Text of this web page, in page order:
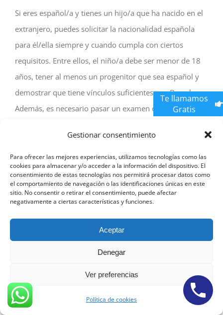
Gestionar consentimiento
Para ofrecer las mejores experiencias, utilizamos tecnologías como las
cookies para almacenar y/o acceder a la información del dispositivo. El
consentimiento de estas tecnologías nos permitirá procesar datos como
el comportamiento de navegación o las identificaciones únicas en este
sitio. No consentir o retirar el consentimiento, puede afectar
negativamente a ciertas características y funciones.
Aceptar
Denegar
Ver preferencias
Política de cookies
Si eres español/a y tienes un hijo/a que ha nacido en el
extranjero, puedes solicitar la nacionalidad española
para él/ella siempre y cuando cumpla con ciertos
requisitos. Entre ellos, el niño/a debe ser menor de 18
años, tener al menos un progenitor que sea español y
demostrar que tiene vínculos suficientes con Barcelona.
Además, es necesario pasar un examen de
cumplir con otros trámites legales.
Solicitar nacionalidad española por
residenciaen Barcelonarequisitos
Condiciones y requisitos para solicitar la nacionalidad
española por residencia en Barcelona
Para solicitar la nacionalidad española por residencia, es
necesario haber residido legalmente en Barcelona
durante un período de tiempo determinado, que varía
según la situación personal del solicitante. Entre los
Te llamamos
Gratis